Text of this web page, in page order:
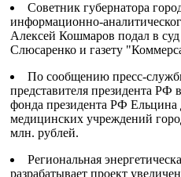
Советник губернатора
информационно-
Алексей Кошмаров подал в
Слюсаренко и газету
По сообщению пресс-
представителя президента РФ
фонда президента РФ Ельцина
медицинских учреждений
млн. рублей.
Региональная
разрабатывает проект